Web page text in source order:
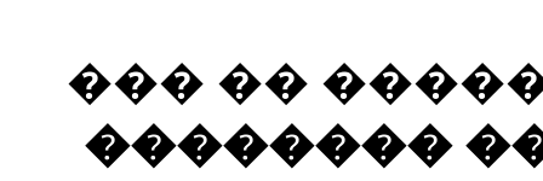
��� ��
��������